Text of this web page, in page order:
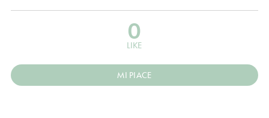
0
LIKE
MI PIACE